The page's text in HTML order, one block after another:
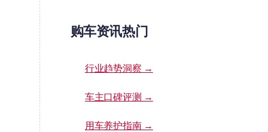
购车资讯热门
行业趋势洞察 →
车主口碑评测 →
用车养护指南 →